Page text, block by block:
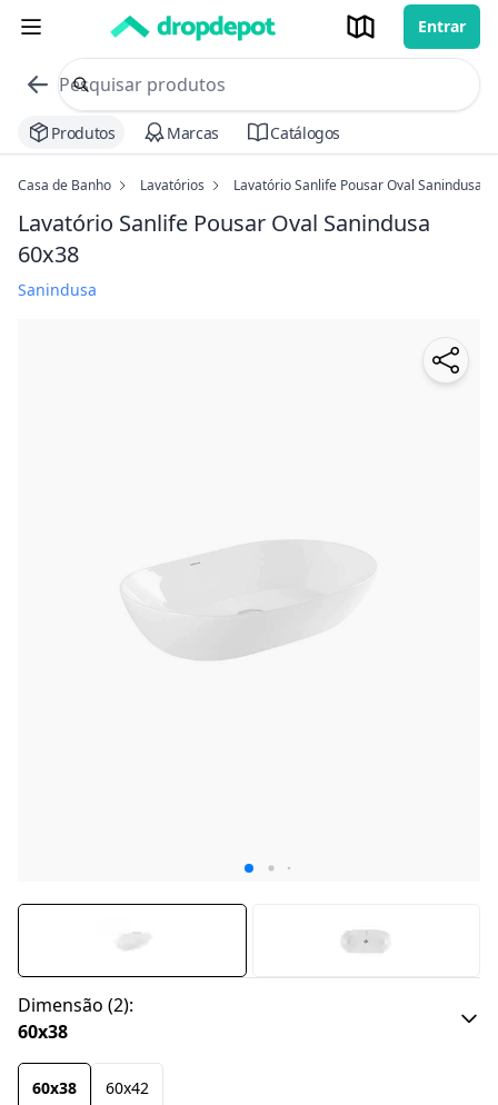
Entrar
commerce search no header
Procurar
Produtos Marcas Catálogos
Casa de Banho Lavatórios Lavatório Sanlife Pousar Oval Sanindusa
Lavatório Sanlife Pousar Oval Sanindusa
60x38
Sanindusa
Dimensão (2):
60x38
60x38 60x42